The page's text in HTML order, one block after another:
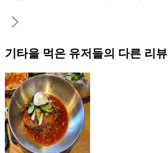
기타을 먹은 유저들의 다른 리뷰